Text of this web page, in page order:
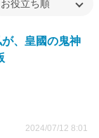
、皇國の鬼神
2024/07/12 8:01